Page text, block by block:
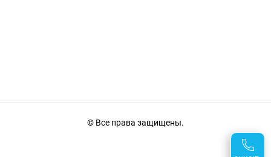
© Все права защищены.